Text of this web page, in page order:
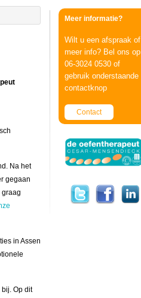
Na het
gegaan
in Assen
Op dit
Meer informatie?
Wilt u een afspraak of
meer info? Bel ons op
06-3024 0530 of
gebruik onderstaande
contactknop
Contact